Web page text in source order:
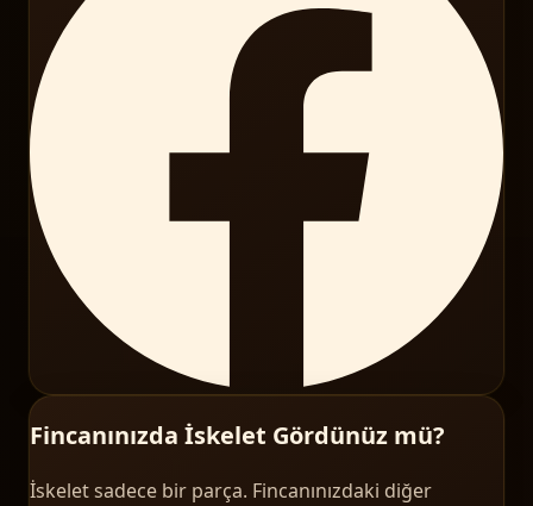
Fincanınızda İskelet Gördünüz mü?
İskelet sadece bir parça. Fincanınızdaki diğer